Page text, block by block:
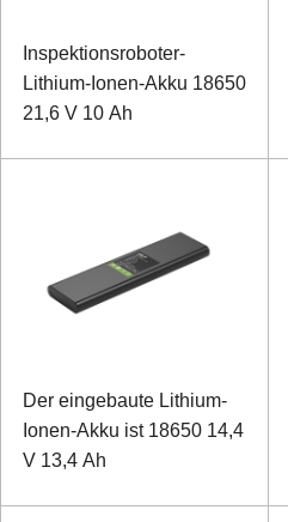
Inspektionsroboter-
Lithium-Ionen-Akku 18650
21,6 V 10 Ah
Der eingebaute Lithium-
Ionen-Akku ist 18650 14,4
V 13,4 Ah